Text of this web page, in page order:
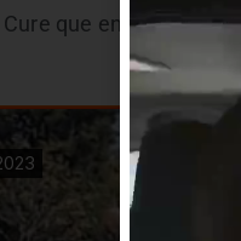
que en su gira